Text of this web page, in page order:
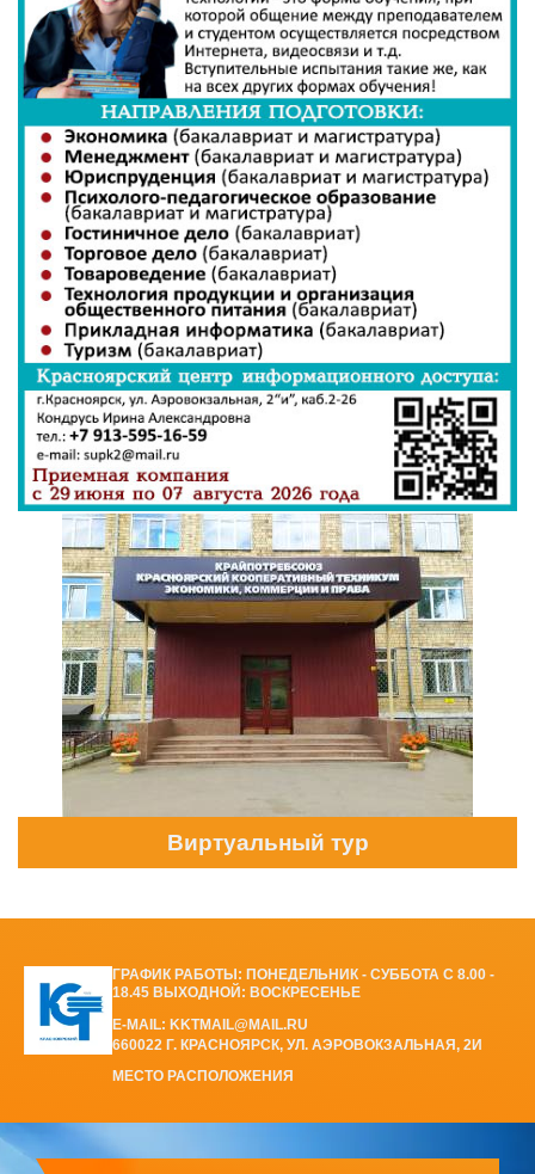
Виртуальный тур
ГРАФИК РАБОТЫ: ПОНЕДЕЛЬНИК - СУББОТА С 8.00 -
18.45 ВЫХОДНОЙ: ВОСКРЕСЕНЬЕ
E-MAIL: KKTMAIL@MAIL.RU
660022 Г. КРАСНОЯРСК, УЛ. АЭРОВОКЗАЛЬНАЯ, 2И
МЕСТО РАСПОЛОЖЕНИЯ